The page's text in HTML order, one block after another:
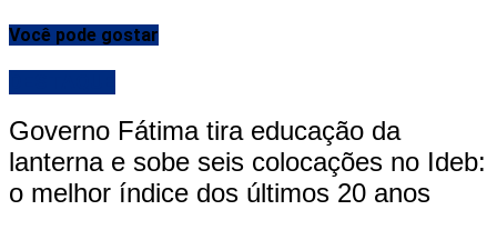
Você pode gostar
Governo Fátima tira educação da
lanterna e sobe seis colocações no Ideb:
o melhor índice dos últimos 20 anos